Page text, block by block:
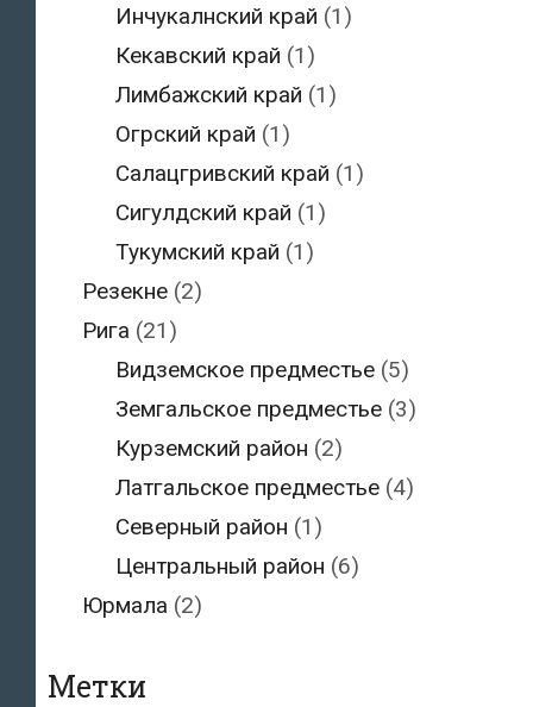
Инчукалнский край (1)
Кекавский край (1)
Лимбажский край (1)
Огрский край (1)
Салацгривский край (1)
Сигулдский край (1)
Тукумский край (1)
Резекне(2)
Рига (21)
Видземское предместье (5)
Земгальское предместье (3)
Курземский район (2)
Латгальское предместье (4)
Северный район (1)
Центральный район (6)
Юрмала (2)
Метки